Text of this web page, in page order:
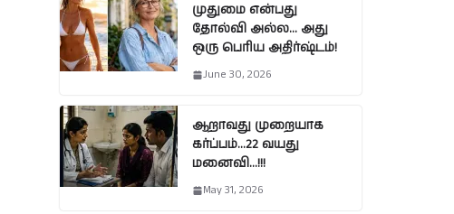
முதுமை என்பது
தோல்வி அல்ல… அது
ஒரு பெரிய அதிர்ஷ்டம்!
June 30, 2026
ஆறாவது முறையாக
கர்ப்பம்…22 வயது
மனைவி…!!!
May 31, 2026